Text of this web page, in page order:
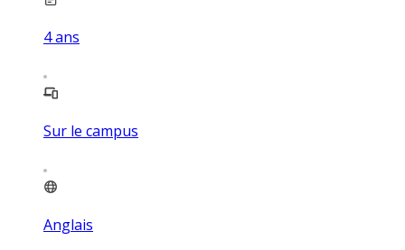
4ans
Sur le campus
Anglais